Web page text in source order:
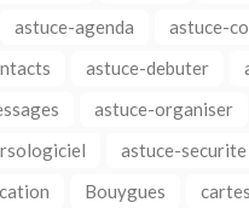
astuce-agenda
astuce-
astuce-debuter
astuce-organiser
astuce-securite
Bouygues